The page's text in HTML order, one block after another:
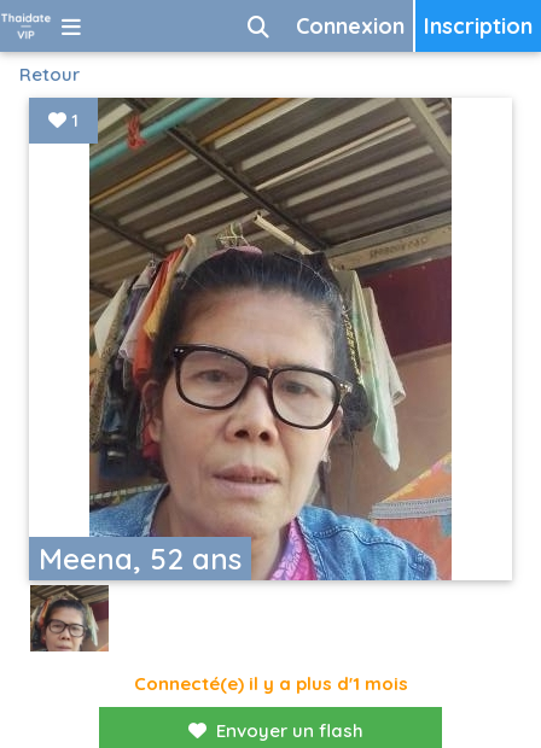
Inscription
Connexion
Retour
Meena, 52 ans
1
Connecté(e) il y a plus d'1 mois
Envoyer un flash